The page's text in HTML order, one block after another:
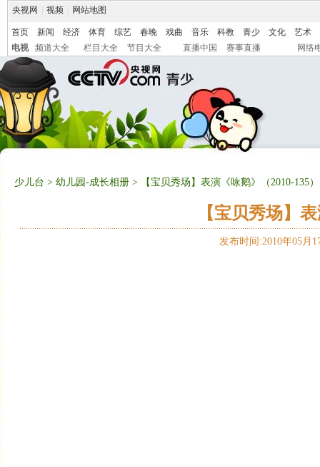
央视网 视频 网站地图
首页 新闻 经济 体育 综艺 春晚 戏曲 音乐 科教 青少 文化
艺术
电视
频道大全 栏目大全 节目大全 直播中国 赛事直播 网络
少儿台 > 幼儿园-成长相册 > 【宝贝秀场】表演《咏鹅》（2010-135）
【宝贝秀场】
发布时间:2010年05月